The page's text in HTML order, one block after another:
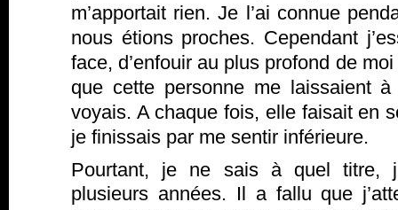
m’apportait rien. Je l’ai connue
nous étions proches. Cependant
face, d’enfouir au plus profond de
que cette personne me laissaient
voyais. A chaque fois, elle faisait en
je finissais par me sentir inférieure.
Pourtant, je ne sais à quel titre,
plusieurs années. Il a fallu que